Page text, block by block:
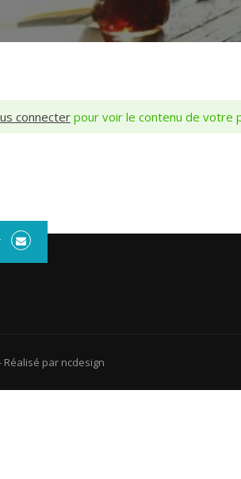
connecter pour voir le contenu de votre
Réalisé par ncdesign